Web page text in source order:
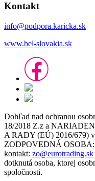
Kontakt
info@podpora.karicka.sk
www.bel-slovakia.sk
Dohľad nad ochranou
18/2018 Z.z a
A RADY (EÚ) 2016/679)
ZODPOVEDNÁ
kontakt: zo@eurotrading.sk
dotknutá osoba, ktorej
spoločnosti.